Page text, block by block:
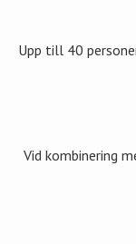
Upp till 40
Vid kombinering